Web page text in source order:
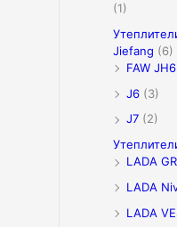
(1)
Jiefang (6)
FAW JH6
J6 (3)
J7 (2)
LADA
LADA
LADA